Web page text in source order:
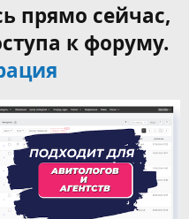
прямо сейчас,
к форуму.